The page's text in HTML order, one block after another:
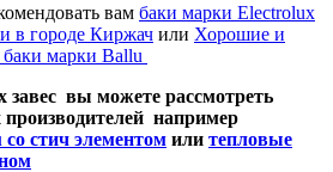
вам баки марки Electrolux
в городе Киржач или Хорошие и
марки Ballu
завес вы можете рассмотреть
производителей например
стич элементом или тепловые